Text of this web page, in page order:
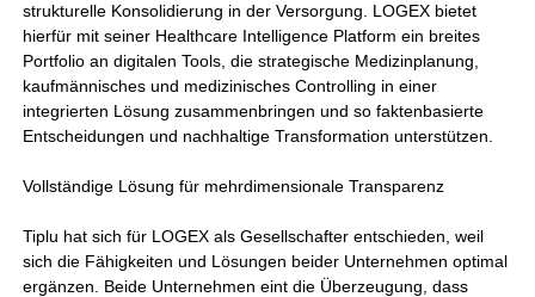
strukturelle Konsolidierung in der Versorgung. LOGEX bietet
hierfür mit seiner Healthcare Intelligence Platform ein breites
Portfolio an digitalen Tools, die strategische Medizinplanung,
kaufmännisches und medizinisches Controlling in einer
integrierten Lösung zusammenbringen und so faktenbasierte
Entscheidungen und nachhaltige Transformation unterstützen.
Vollständige Lösung für mehrdimensionale Transparenz
Tiplu hat sich für LOGEX als Gesellschafter entschieden, weil
sich die Fähigkeiten und Lösungen beider Unternehmen optimal
ergänzen. Beide Unternehmen eint die Überzeugung, dass